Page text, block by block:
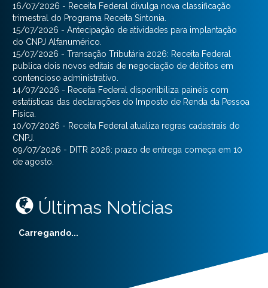
16/07/2026 - Receita Federal divulga nova classificação
trimestral do Programa Receita Sintonia.
15/07/2026 - Antecipação de atividades para implantação
do CNPJ Alfanumérico.
15/07/2026 - Transação Tributária 2026: Receita Federal
publica dois novos editais de negociação de débitos em
contencioso administrativo.
14/07/2026 - Receita Federal disponibiliza painéis com
estatísticas das declarações do Imposto de Renda da Pessoa
Física.
10/07/2026 - Receita Federal atualiza regras cadastrais do
CNPJ.
09/07/2026 - DITR 2026: prazo de entrega começa em 10
de agosto.
Últimas Notícias
Carregando...